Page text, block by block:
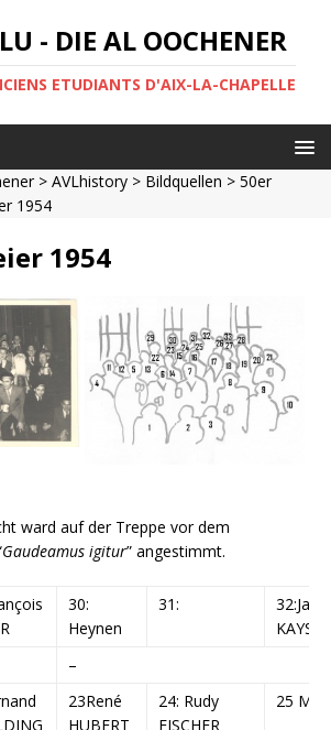
- DIE AL OOCHENER
ETUDIANTS D'AIX-LA-CHAPELLE
> AVLhistory > Bildquellen > 50er
1954
1954
ward auf der Treppe vor dem
Gaudeamus igitur” angestimmt.
30:
Heynen
31:
KAYSER
–
23René
HUBERT
24: Rudy
FISCHER
25